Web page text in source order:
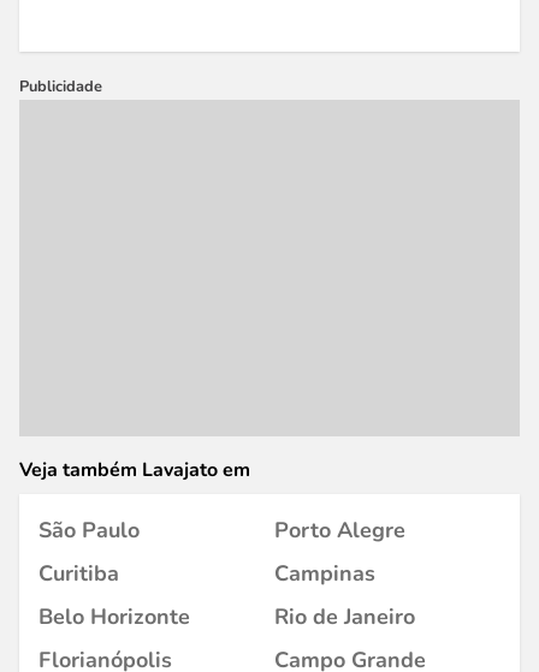
Publicidade
Veja também Lavajato em
São Paulo
Porto Alegre
Curitiba
Campinas
Belo Horizonte
Rio de Janeiro
Florianópolis
Campo Grande